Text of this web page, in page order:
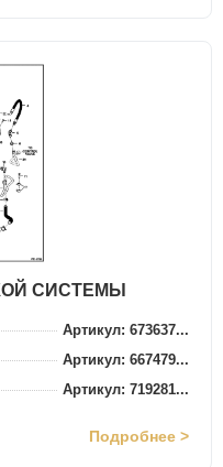
СИСТЕМЫ
Артикул: 673637...
Артикул: 667479...
Артикул: 719281...
Подробнее >